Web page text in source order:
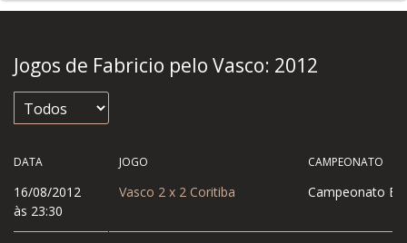
Jogos de Fabricio pelo Vasco: 2012
DATA
16/08/2012
às 23:30
JOGO CAMPEONATO
Vasco 2 x 2Coritiba Campeonato